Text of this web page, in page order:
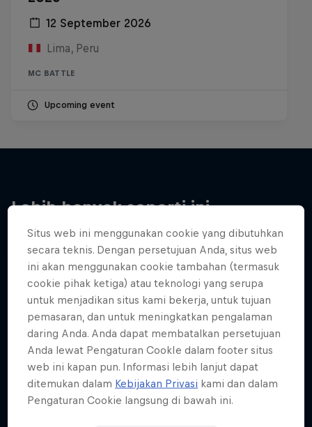
12 September 2026
Lima, Peru
MC BATTLE
Upcoming event
Lebih banyak seperti ini
Situs web ini menggunakan cookie yang dibutuhkan
secara teknis. Dengan persetujuan Anda, situs web
ini akan menggunakan cookie tambahan (termasuk
cookie pihak ketiga) atau teknologi yang serupa
untuk menjadikan situs kami bekerja, untuk tujuan
pemasaran, dan untuk meningkatkan pengalaman
daring Anda. Anda dapat membatalkan persetujuan
Anda lewat Pengaturan CookIe dalam footer situs
web ini kapan pun. Informasi lebih lanjut dapat
ditemukan dalam Kebijakan Privasi kami dan dalam
Pengaturan Cookie langsung di bawah ini.